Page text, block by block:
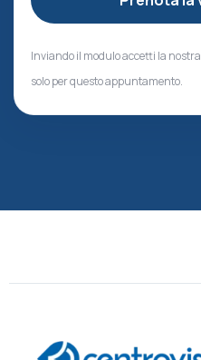
Inviando il modulo accetti la nostra
solo per questo appuntamento.